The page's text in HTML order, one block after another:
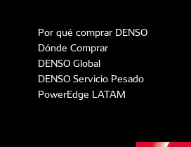
Por qué comprar DENSO
Dónde Comprar
DENSO Global
DENSO Servicio Pesado
PowerEdge LATAM